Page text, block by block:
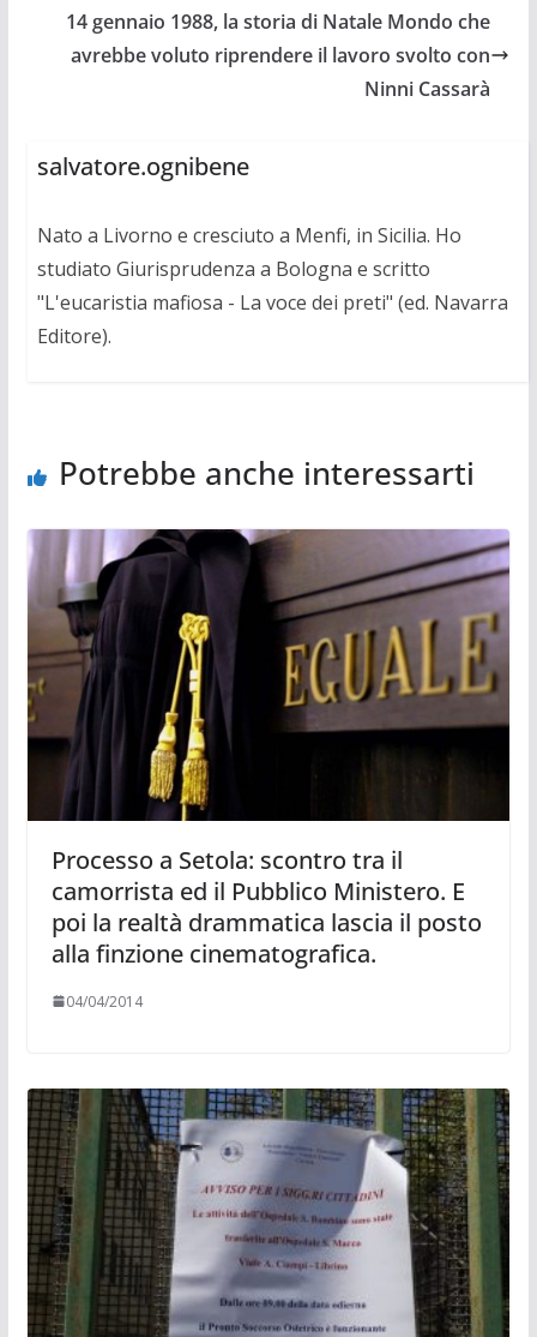
14 gennaio 1988, la storia di Natale Mondo che
avrebbe voluto riprendere il lavoro svolto con
Ninni Cassarà
salvatore.ognibene
Nato a Livorno e cresciuto a Menfi, in Sicilia. Ho
studiato Giurisprudenza a Bologna e scritto
"L'eucaristia mafiosa - La voce dei preti" (ed. Navarra
Editore).
Potrebbe anche interessarti
Processo a Setola: scontro tra il
camorrista ed il Pubblico Ministero. E
poi la realtà drammatica lascia il posto
alla finzione cinematografica.
04/04/2014